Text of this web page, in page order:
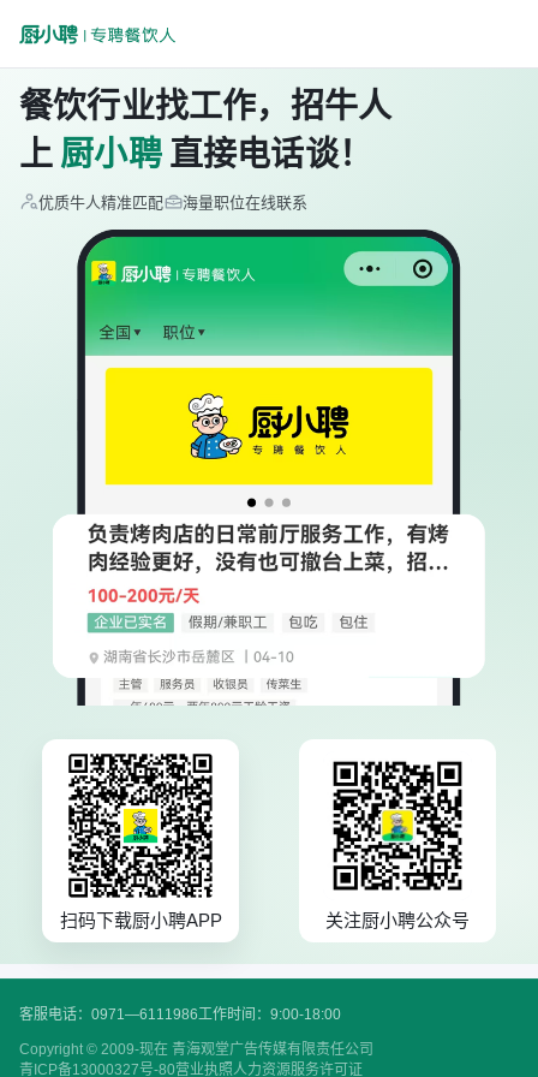
餐饮行业找工作，招牛人
上 厨小聘 直接电话谈！
优质牛人精准匹配 海量职位在线联系
扫码下载厨小聘APP 关注厨小聘公众号
客服电话：0971—6111986工作时间：9:00-18:00
Copyright © 2009-现在 青海观堂广告传媒有限责任公司
青ICP备13000327号-80营业执照人力资源服务许可证